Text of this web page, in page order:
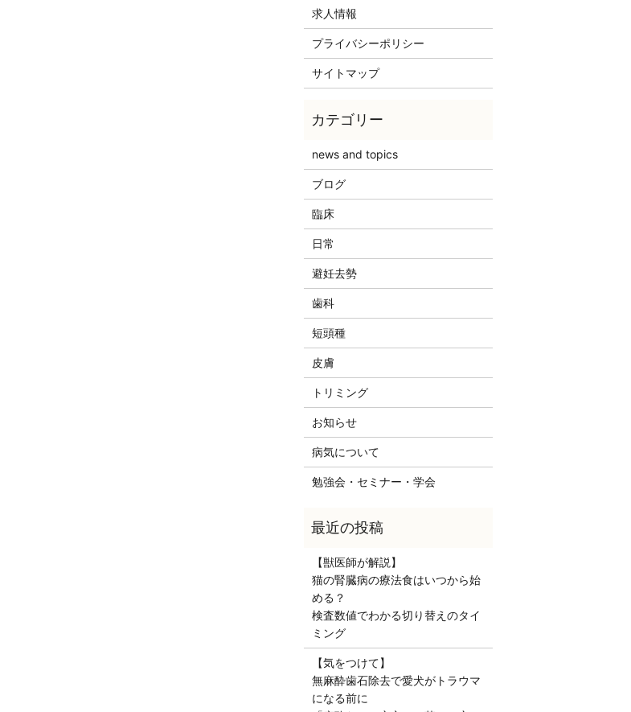
求人情報
プライバシーポリシー
サイトマップ
news and topics
ブログ
臨床
日常
避妊去勢
歯科
短頭種
皮膚
トリミング
お知らせ
病気について
勉強会・セミナー・学会
【獣医師が解説】
猫の腎臓病の療法食はいつから始
める？
検査数値でわかる切り替えのタイ
ミング
【気をつけて】
無麻酔歯石除去で愛犬がトラウマ
になる前に